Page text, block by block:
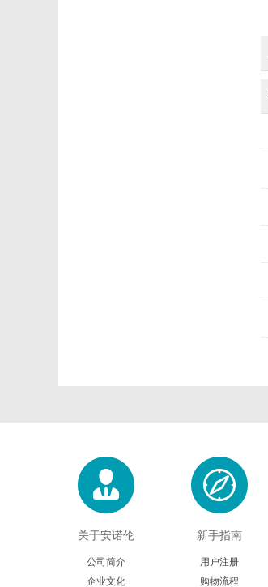
关于安诺伦
公司简介
企业文化
新手指南
用户注册
购物流程